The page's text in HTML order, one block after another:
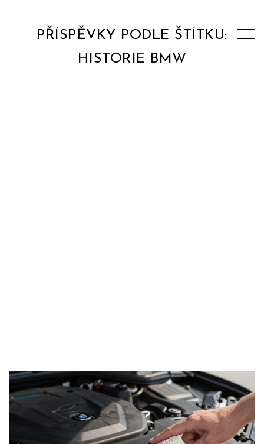
PŘÍSPĚVKY PODLE ŠTÍTKU:
HISTORIE BMW